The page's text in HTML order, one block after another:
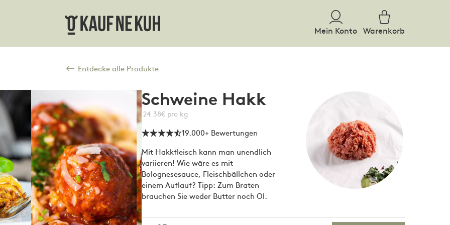
Mein Konto Warenkorb
Entdecke alle Produkte
Schweine Hakk
24.38€ pro kg
19.000+ Bewertungen
Mit Hakkfleisch kann man unendlich
variieren! Wie wäre es mit
Bolognesesauce, Fleischbällchen oder
einem Auflauf? Tipp: Zum Braten
brauchen Sie weder Butter noch Öl.